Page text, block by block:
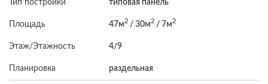
Тип постройки типовая панель
Площадь 47м2 / 30м2 / 7м2
Этаж/Этажность 4/9
Планировка раздельная